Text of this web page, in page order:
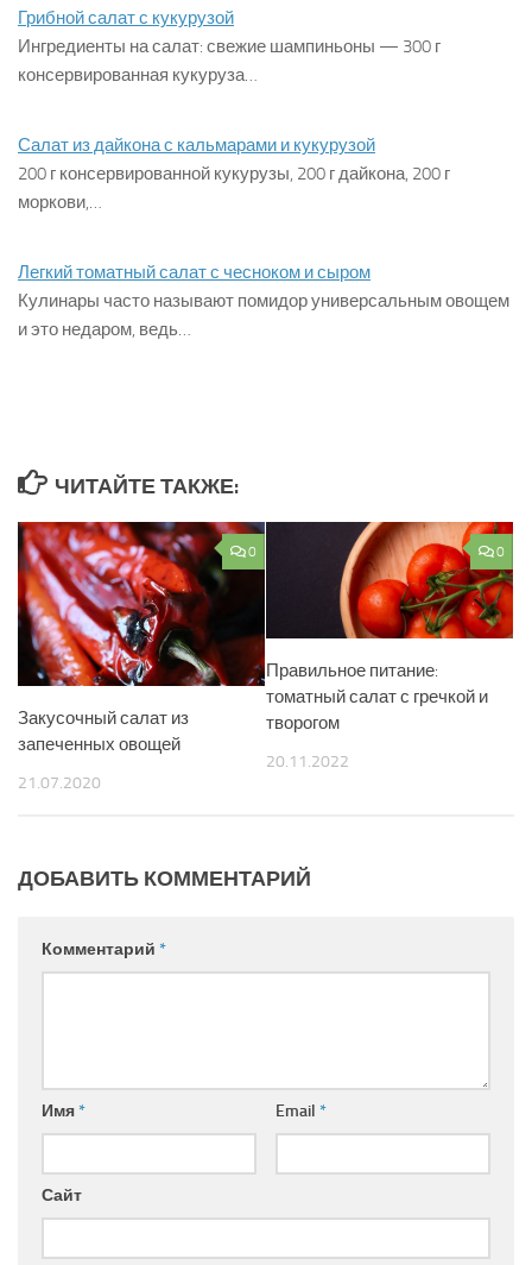
Грибной салат с кукурузой
Ингредиенты на салат: свежие шампиньоны — 300 г
консервированная кукуруза…
Салат из дайкона с кальмарами и кукурузой
200 г консервированной кукурузы, 200 г дайкона, 200 г
моркови,…
Легкий томатный салат с чесноком и сыром
Кулинары часто называют помидор универсальным овощем
и это недаром, ведь…
ЧИТАЙТЕ ТАКЖЕ:
0
Закусочный салат из
запеченных овощей
21.07.2020
0
Правильное питание:
томатный салат с гречкой и
творогом
20.11.2022
ДОБАВИТЬ КОММЕНТАРИЙ
Комментарий *
Имя* Email *
Сайт